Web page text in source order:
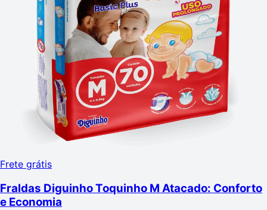
Frete grátis
Fraldas Diguinho Toquinho M Atacado: Conforto
e Economia